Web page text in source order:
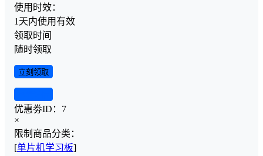
使用时效：
1天内使用有效
领取时间
随时领取
立刻领取
优惠劵ID： 7
×
限制商品分类：
[单片机学习板]